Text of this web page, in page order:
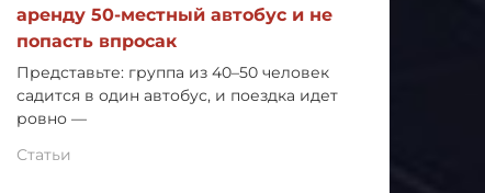
аренду 50-местный автобус и не
попасть впросак
Представьте: группа из 40–50 человек
садится в один автобус, и поездка идет
ровно —
Статьи